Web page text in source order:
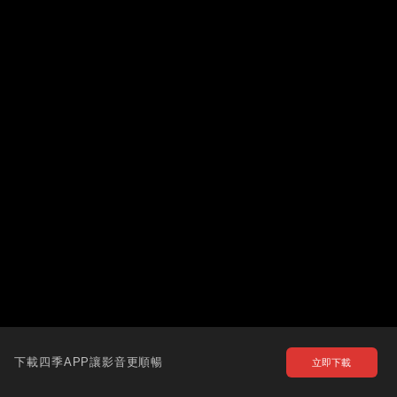
下載四季APP讓影音更順暢 立即下載